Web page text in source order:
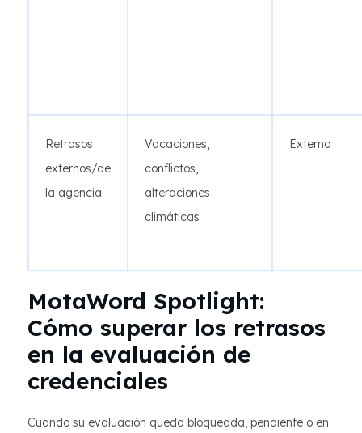
Retrasos
externos/de
la agencia
Vacaciones,
conflictos,
alteraciones
climáticas
Externo
MotaWord Spotlight:
Cómo superar los retrasos
en la evaluación de
credenciales
Cuando su evaluación queda bloqueada, pendiente o en